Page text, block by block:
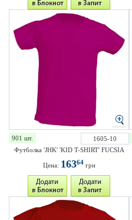
901 шт.
1605-10
Футболка 'JHK' 'KID T-SHIRT' FUCSIA
Цена: 16364грн